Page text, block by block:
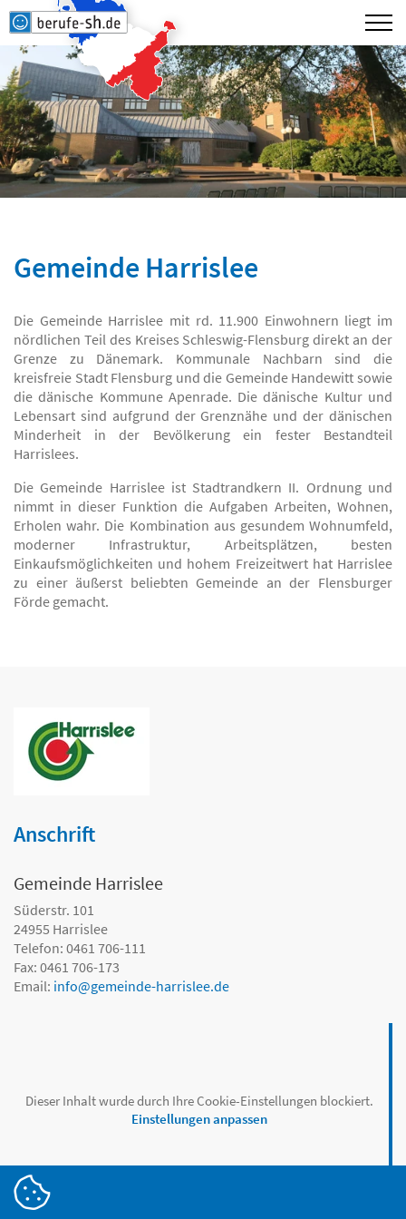
Gemeinde Harrislee
Die Gemeinde Harrislee mit rd. 11.900 Einwohnern liegt im
nördlichen Teil des Kreises Schleswig-Flensburg direkt an der
Grenze zu Dänemark. Kommunale Nachbarn sind die
kreisfreie Stadt Flensburg und die Gemeinde Handewitt sowie
die dänische Kommune Apenrade. Die dänische Kultur und
Lebensart sind aufgrund der Grenznähe und der dänischen
Minderheit in der Bevölkerung ein fester Bestandteil
Harrislees.
Die Gemeinde Harrislee ist Stadtrandkern II. Ordnung und
nimmt in dieser Funktion die Aufgaben Arbeiten, Wohnen,
Erholen wahr. Die Kombination aus gesundem Wohnumfeld,
moderner Infrastruktur, Arbeitsplätzen, besten
Einkaufsmöglichkeiten und hohem Freizeitwert hat Harrislee
zu einer äußerst beliebten Gemeinde an der Flensburger
Förde gemacht.
Anschrift
Gemeinde Harrislee
Süderstr. 101
24955 Harrislee
Telefon: 0461 706-111
Fax: 0461 706-173
Email: info@gemeinde-harrislee.de
Dieser Inhalt wurde durch Ihre Cookie-Einstellungen blockiert.
Einstellungen anpassen